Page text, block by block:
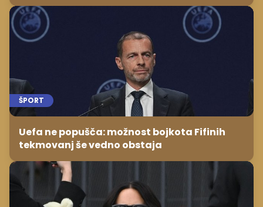
ŠPORT
Uefa ne popušča: možnost bojkota Fifinih
tekmovanj še vedno obstaja